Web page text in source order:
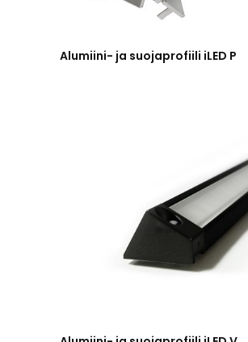
Alumiini- ja suojaprofiili iLED P